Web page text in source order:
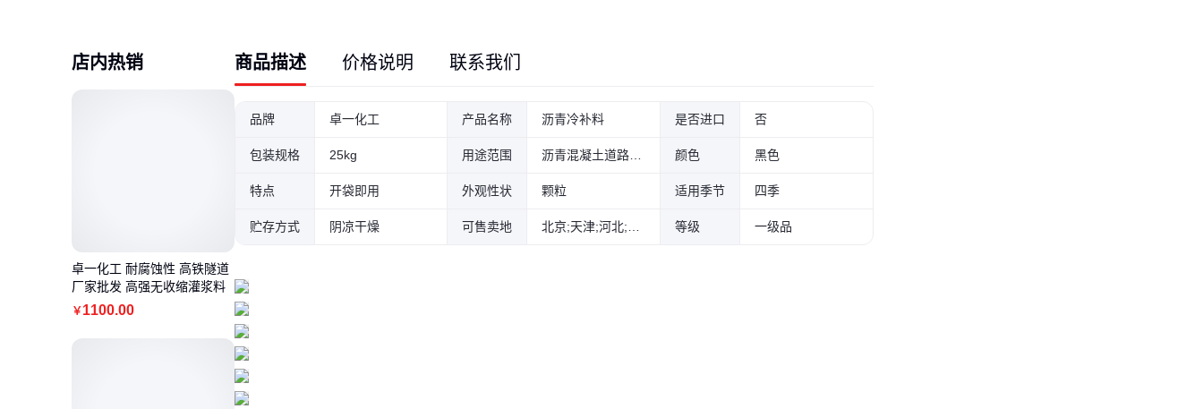
店内热销
卓一化工 耐腐蚀性 高铁隧道
厂家批发 高强无收缩灌浆料
￥1100.00
商品描述 价格说明 联系我们
品牌 卓一化工 产品名称 沥青冷补料 是否进口 否
包装规格 25kg 用途范围 颜色 黑色
特点 开袋即用 外观性状 颗粒 适用季节 四季
贮存方式 阴凉干燥 可售卖地 等级 一级品